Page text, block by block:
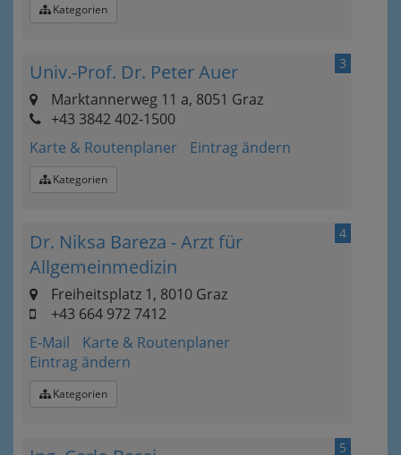
Kategorien
3
Univ.-Prof. Dr. Peter Auer
Marktannerweg 11 a, 8051 Graz
+43 3842 402-1500
Karte & Routenplaner
Eintrag ändern
Kategorien
4
Dr. Niksa Bareza - Arzt für
Allgemeinmedizin
Freiheitsplatz 1, 8010 Graz
+43 664 972 7412
E-Mail
Karte & Routenplaner
Eintrag ändern
Kategorien
5